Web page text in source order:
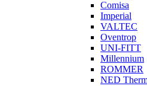
Comisa
Imperial
VALTEC
Oventrop
UNI-FITT
Millennium
ROMMER
NED